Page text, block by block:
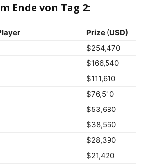
Ende von Tag 2:
Prize (USD)
$254,470
$166,540
$111,610
$76,510
$53,680
$38,560
$28,390
$21,420